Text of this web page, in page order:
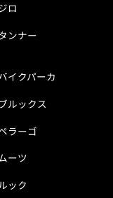
ロ
ンナー
イクパーカ
ルックス
ラーゴ
ーツ
ック